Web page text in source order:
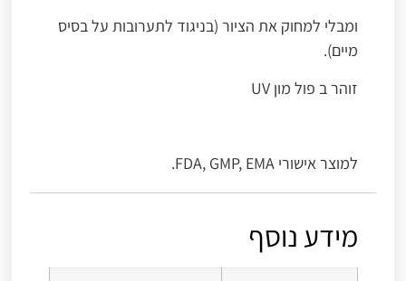
ומבלי למחוק את הציור (בניגוד לתערובות על בסיס
מיים).
זוהר ב פול מון UV
למוצר אישורי FDA, GMP, EMA.
מידע נוסף